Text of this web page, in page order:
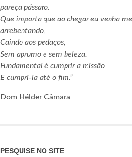
pareça pássaro.
Que importa que ao chegar eu venha me
arrebentando,
Caindo aos pedaços,
Sem aprumo e sem beleza.
Fundamental é cumprir a missão
E cumpri-la até o fim.”
Dom Hélder Câmara
PESQUISE NO SITE